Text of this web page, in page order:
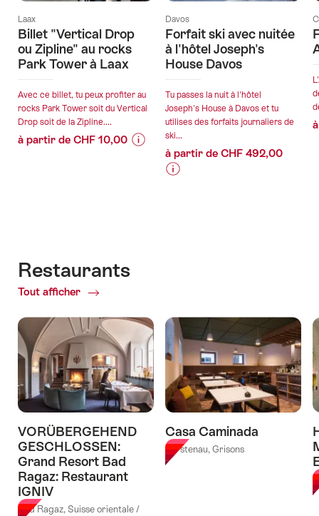
Laax
Billet "Vertical Drop
ou Zipline" au rocks
Park Tower à Laax
Avec ce billet, tu peux profiter au
rocks Park Tower soit du Vertical
Drop soit de la Zipline....
à partir de CHF 10,00
Informations
au
rocks
Tower
à
Laax"
Détails
Davos
Forfait ski avec nuitée
à l'hôtel Joseph's
House Davos
Tu passes la nuit à l'hôtel
Joseph's House à Davos et tu
utilises des forfaits journaliers de
ski...
à partir de CHF 492,00
nuitée
à
l'hôtel
Joseph's
House
Davos"
Restaurants
Tout afficher
of
VORÜBERGEHEND
GESCHLOSSEN:
Grand Resort Bad
Ragaz: Restaurant
IGNIV
Bad Ragaz, Suisse orientale /
Casa Caminada
Fürstenau, Grisons